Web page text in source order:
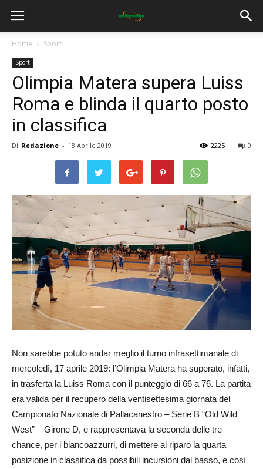
Home Sport
Sport
Olimpia Matera supera Luiss
Roma e blinda il quarto posto
in classifica
Di Redazione - 18 Aprile 2019 0
2225
Non sarebbe potuto andar meglio il turno infrasettimanale di
mercoledì, 17 aprile 2019: l’Olimpia Matera ha superato, infatti,
in trasferta la Luiss Roma con il punteggio di 66 a 76. La partita
era valida per il recupero della ventisettesima giornata del
Campionato Nazionale di Pallacanestro – Serie B “Old Wild
West” – Girone D, e rappresentava la seconda delle tre
chance, per i biancoazzurri, di mettere al riparo la quarta
posizione in classifica da possibili incursioni dal basso, e così